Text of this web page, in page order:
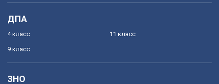
ДПА
4 класс
9 класс
11 класс
ЗНО